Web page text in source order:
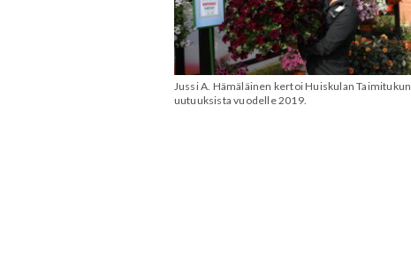
Jussi A. Hämäläinen kertoi Huiskulan Taimitukun
uutuuksista vuodelle 2019.